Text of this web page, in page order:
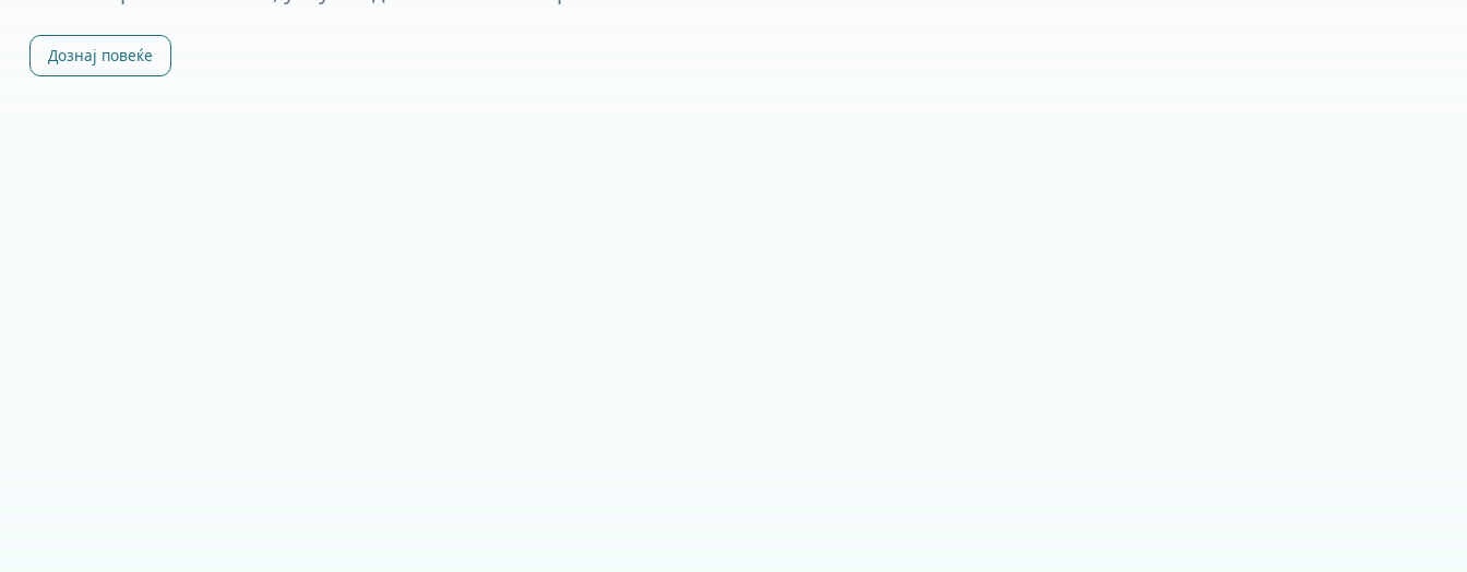
Дознај повеќе